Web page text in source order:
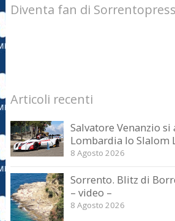
Diventa fan di Sorrentopress
Articoli recenti
Salvatore Venanzio
Lombardia lo
8 Agosto 2026
Sorrento. Blitz di
– video –
8 Agosto 2026